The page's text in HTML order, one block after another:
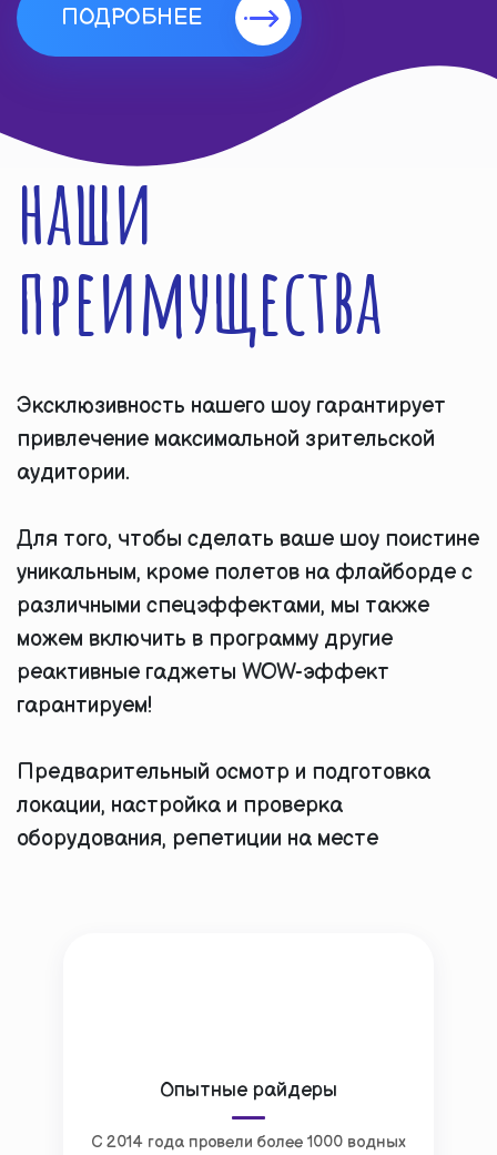
ПОДРОБНЕЕ
наши
преимущества
Эксклюзивность нашего шоу гарантирует
привлечение максимальной зрительской
аудитории.
Для того, чтобы сделать ваше шоу поистине
уникальным, кроме полетов на флайборде с
различными спецэффектами, мы также
можем включить в программу другие
реактивные гаджеты WOW-эффект
гарантируем!
Предварительный осмотр и подготовка
локации, настройка и проверка
оборудования, репетиции на месте
Опытные райдеры
С 2014 года провели более 1000 водных